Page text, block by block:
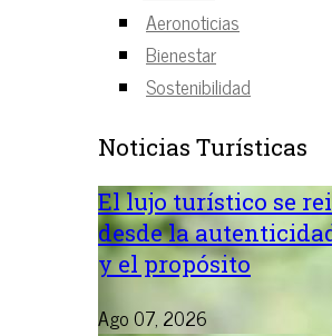
Aeronoticias
Bienestar
Sostenibilidad
Noticias Turísticas
El lujo turístico se
desde la
y el propósito
Ago 07, 2026